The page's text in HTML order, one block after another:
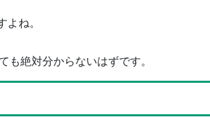
よね。
も絶対分からないはずです。